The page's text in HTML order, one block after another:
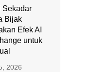
Sekadar
Bijak
Efek AI
untuk
2026